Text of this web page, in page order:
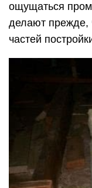
ощущаться
делают прежде,
частей